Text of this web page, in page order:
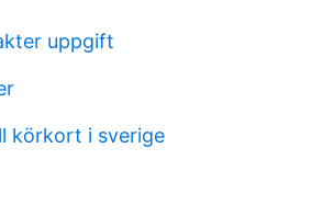
uppgift
körkort i sverige